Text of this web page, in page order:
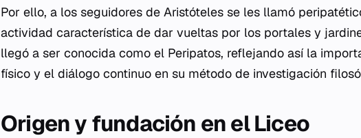
Por ello, a los seguidores de Aristóteles se les llamó
actividad característica de dar vueltas por los portales y
llegó a ser conocida como el Peripatos, reflejando así la
físico y el diálogo continuo en su método de investigación
Origen y fundación en el Liceo